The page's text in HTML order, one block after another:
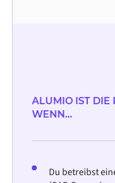
ALUMIO IST DIE
WENN...
Du betreibst